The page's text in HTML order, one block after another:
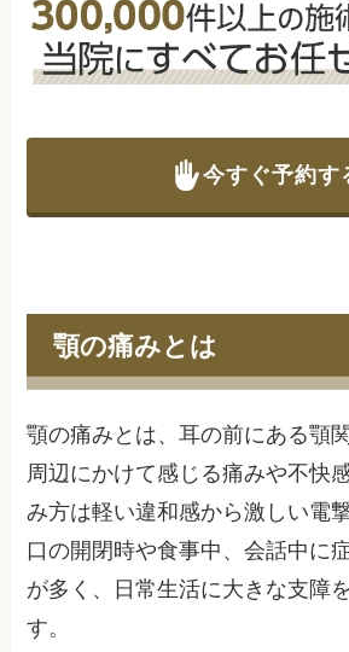
今すぐ予約す
顎の痛みとは
顎の痛みとは、耳の前にある顎
周辺にかけて感じる痛みや不快
み方は軽い違和感から激しい電
口の開閉時や食事中、会話中に
が多く、日常生活に大きな支障
す。